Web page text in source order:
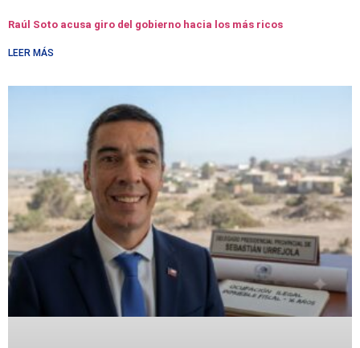
Raúl Soto acusa giro del gobierno hacia los más ricos
LEER MÁS